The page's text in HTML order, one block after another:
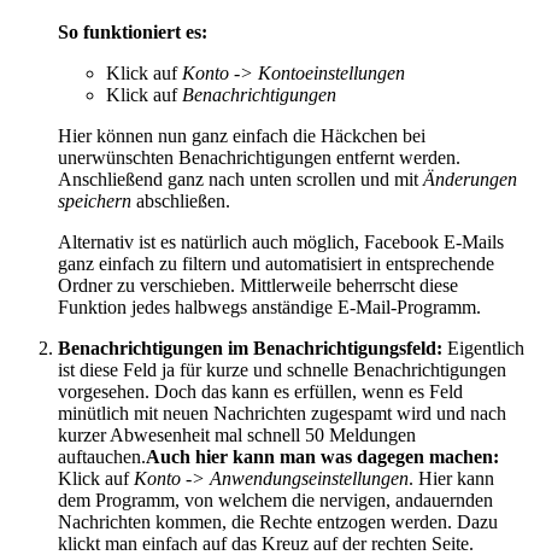
So funktioniert es:
Klick auf Konto -> Kontoeinstellungen
Klick auf Benachrichtigungen
Hier können nun ganz einfach die Häckchen bei
unerwünschten Benachrichtigungen entfernt werden.
Anschließend ganz nach unten scrollen und mit Änderungen
speichern abschließen.
Alternativ ist es natürlich auch möglich, Facebook E-Mails
ganz einfach zu filtern und automatisiert in entsprechende
Ordner zu verschieben. Mittlerweile beherrscht diese
Funktion jedes halbwegs anständige E-Mail-Programm.
Benachrichtigungen im Benachrichtigungsfeld: Eigentlich
ist diese Feld ja für kurze und schnelle Benachrichtigungen
vorgesehen. Doch das kann es erfüllen, wenn es Feld
minütlich mit neuen Nachrichten zugespamt wird und nach
kurzer Abwesenheit mal schnell 50 Meldungen
auftauchen.Auch hier kann man was dagegen machen:
Klick auf Konto -> Anwendungseinstellungen. Hier kann
dem Programm, von welchem die nervigen, andauernden
Nachrichten kommen, die Rechte entzogen werden. Dazu
klickt man einfach auf das Kreuz auf der rechten Seite.